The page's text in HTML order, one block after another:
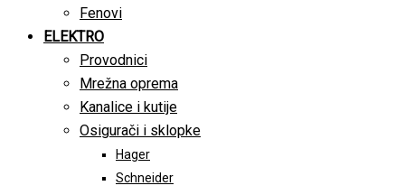
Fenovi
ELEKTRO
Provodnici
Mrežna oprema
Kanalice i kutije
Osigurači i sklopke
Hager
Schneider